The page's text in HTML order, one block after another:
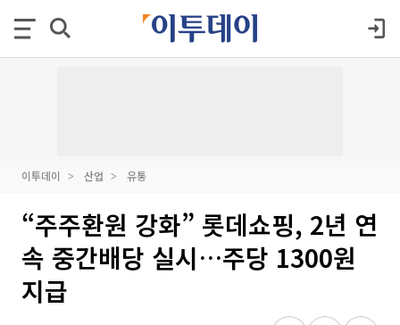
이투데이 산업 유통
“주주환원 강화” 롯데쇼핑, 2년 연
속 중간배당 실시…주당 1300원
지급